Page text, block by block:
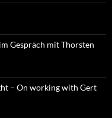
Gespräch mit Thorsten
– On working with Gert